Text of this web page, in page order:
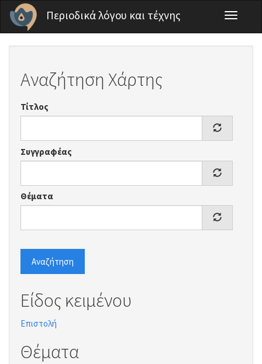
Παράκαμψη προς το κυρίως περιεχόμενο
Περιοδικά λόγου και τέχνης
Toggle
Αναζήτηση Χάρτης
Τίτλος
Συγγραφέας
Θέματα
Αναζήτηση
Είδος κειμένου
Επιστολή
Θέματα